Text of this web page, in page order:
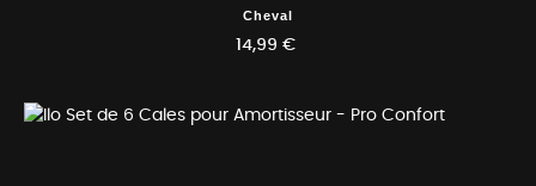
Cheval
14,99 €